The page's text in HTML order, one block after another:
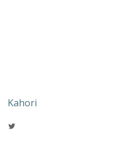
Kahori
Twitter